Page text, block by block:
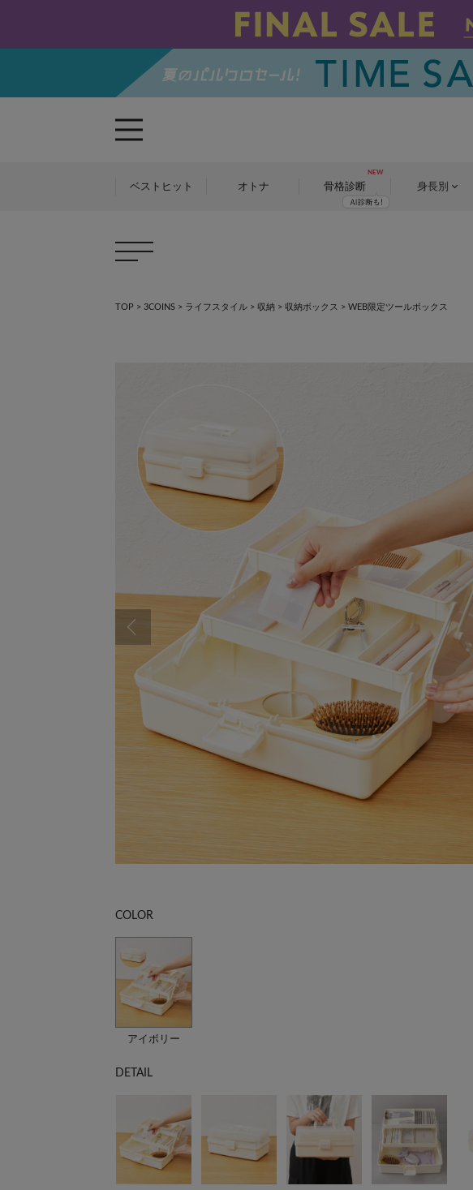
ベストヒット オトナ 骨格診断 身長別
TOP > 3COINS > ライフスタイル > 収納 > 収納ボックス > WEB限定ツールボックス
COLOR
アイボリー
DETAIL